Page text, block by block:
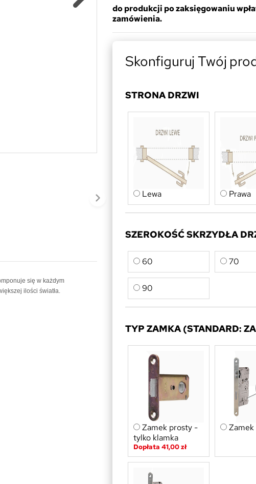
się w każdym
ilości światła.
do produkcji po zaksięgowaniu
zamówienia.
Skonfiguruj Twój
STRONA DRZWI
Lewa Prawa
SZEROKOŚĆ SKRZYDŁA
60 70
90
TYP ZAMKA (STANDARD:
Zamek prosty -
tylko klamka
Dopłata 41,00 zł
Zamek